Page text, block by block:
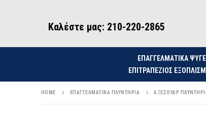
Καλέστε μας: 210-220-2865
ΕΠΑΓΓΕΛΜΑΤΙΚΑ
ΕΠΙΤΡΑΠΈΖΙΟΣ
HOME ΕΠΑΓΓΕΛΜΑΤΙΚΆ ΠΛΥΝΤΉΡΙΑ ΑΞΕΣΟΥΆΡ